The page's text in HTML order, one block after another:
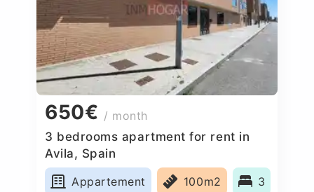
650€ / month
3 bedrooms apartment for rent in
Avila, Spain
Appartement
100m2 3